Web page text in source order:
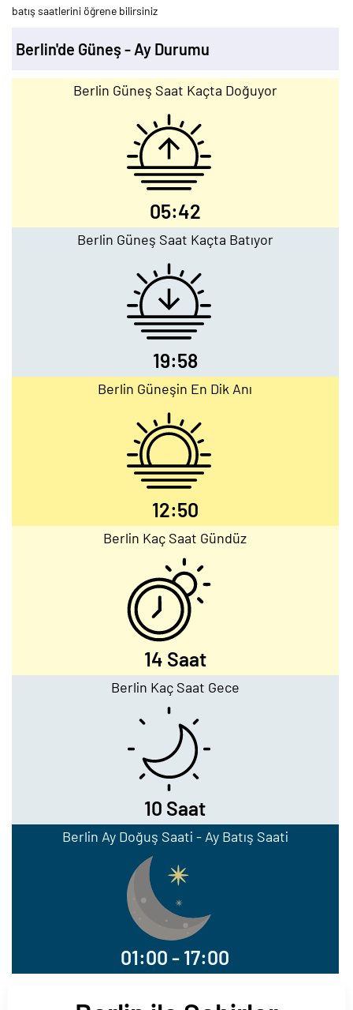
batış saatlerini öğrene bilirsiniz
Berlin'de Güneş - Ay Durumu
Berlin Güneş Saat Kaçta Doğuyor
05:42
Berlin Güneş Saat Kaçta Batıyor
19:58
Berlin Güneşin En Dik Anı
12:50
Berlin Kaç Saat Gündüz
14 Saat
Berlin Kaç Saat Gece
10 Saat
Berlin Ay Doğuş Saati - Ay Batış Saati
01:00 - 17:00